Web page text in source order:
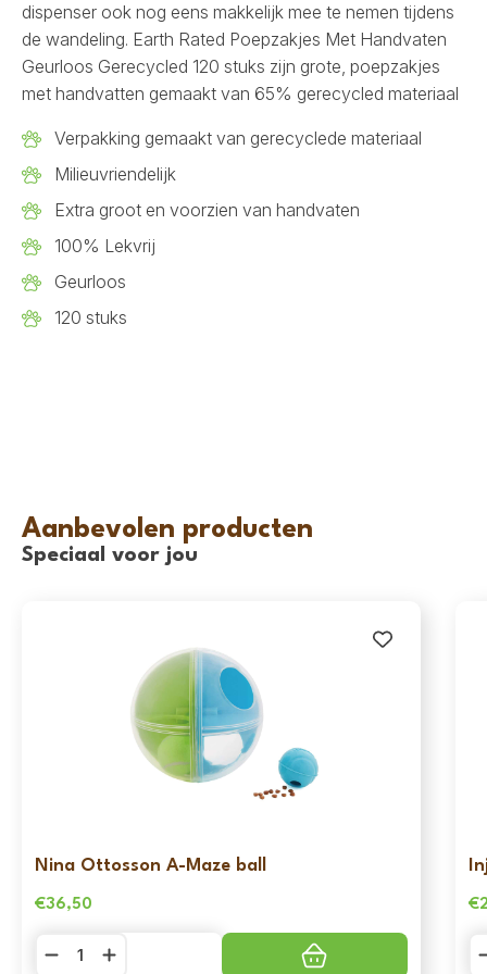
dispenser ook nog eens makkelijk mee te nemen tijdens
de wandeling. Earth Rated Poepzakjes Met Handvaten
Geurloos Gerecycled 120 stuks zijn grote, poepzakjes
met handvatten gemaakt van 65% gerecycled materiaal
Verpakking gemaakt van gerecyclede materiaal
Milieuvriendelijk
Extra groot en voorzien van handvaten
100% Lekvrij
Geurloos
120 stuks
Aanbevolen producten
Speciaal voor jou
Nina Ottosson A-Maze ball
€36,50
Ottosson
€